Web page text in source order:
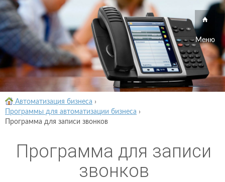
Меню
Автоматизация бизнеса ›
Программы для автоматизации бизнеса ›
Программа для записи звонков
Программа для записи
звонков